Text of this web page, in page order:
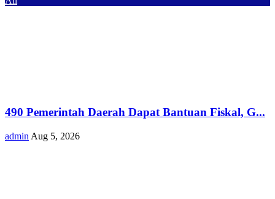
490 Pemerintah Daerah Dapat Bantuan Fiskal, G...
admin Aug 5, 2026